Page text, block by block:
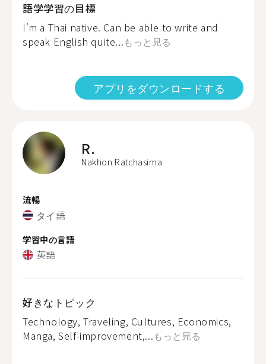
語学学習の目標
I'm a Thai native. Can be able to write and
speak English quite...もっと見る
アプリをダウンロードする
R.
Nakhon Ratchasima
流暢
タイ語
学習中の言語
英語
好きなトピック
Technology, Traveling, Cultures, Economics,
Manga, Self-improvement,...もっと見る